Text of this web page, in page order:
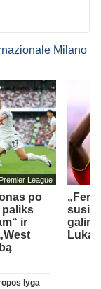
Milano
League
po
paliks
ir
lyga